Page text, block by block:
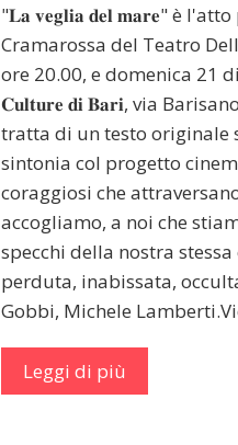
"𝐋𝐚 𝐯𝐞𝐠𝐥𝐢𝐚 𝐝𝐞𝐥 𝐦𝐚𝐫𝐞" è
Cramarossa del Teatro
ore 20.00, e domenica 21
𝐂𝐮𝐥𝐭𝐮𝐫𝐞 𝐝𝐢 𝐁𝐚𝐫𝐢, via
tratta di un testo originale
sintonia col progetto
coraggiosi che
accogliamo, a noi che
specchi della nostra
perduta, inabissata,
Gobbi, Michele
Leggi di più